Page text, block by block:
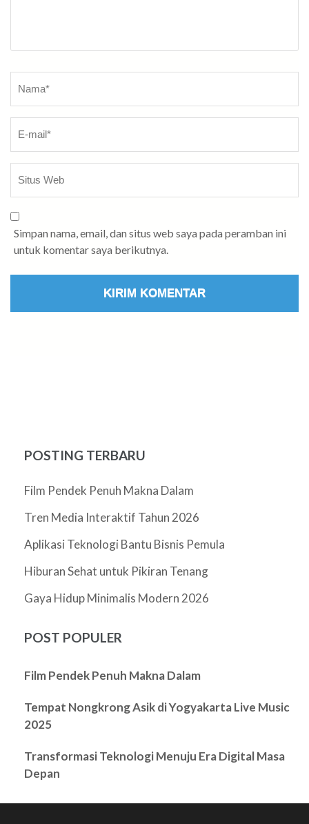
Simpan nama, email, dan situs web saya pada peramban ini
untuk komentar saya berikutnya.
POSTING TERBARU
Film Pendek Penuh Makna Dalam
Tren Media Interaktif Tahun 2026
Aplikasi Teknologi Bantu Bisnis Pemula
Hiburan Sehat untuk Pikiran Tenang
Gaya Hidup Minimalis Modern 2026
POST POPULER
Film Pendek Penuh Makna Dalam
Tempat Nongkrong Asik di Yogyakarta Live Music
2025
Transformasi Teknologi Menuju Era Digital Masa
Depan